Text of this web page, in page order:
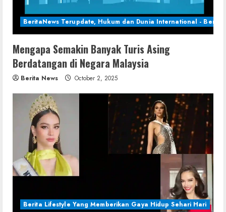
BeritaNews Terupdate, Hukum dan Dunia International - Berita
Mengapa Semakin Banyak Turis Asing
Berdatangan di Negara Malaysia
Berita News October 2, 2025
Berita Lifestyle Yang Memberikan Gaya Hidup Sehari Hari